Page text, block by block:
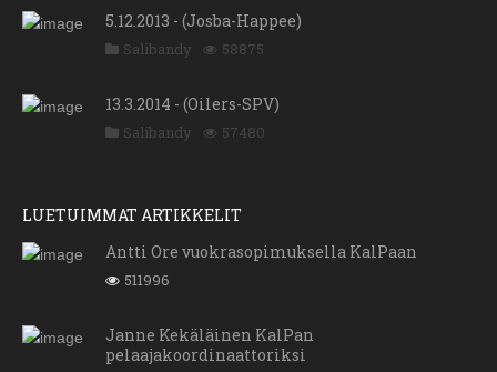
5.12.2013 - (Josba-Happee)
Salibandy 58875
13.3.2014 - (Oilers-SPV)
Salibandy 57480
LUETUIMMAT ARTIKKELIT
Antti Ore vuokrasopimuksella KalPaan
511996
Janne Kekäläinen KalPan
pelaajakoordinaattoriksi